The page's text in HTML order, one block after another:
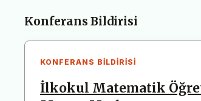
Makaleler
Konferans Bildirisi
KONFERANS BILDIRISI
İlkokul Matematik